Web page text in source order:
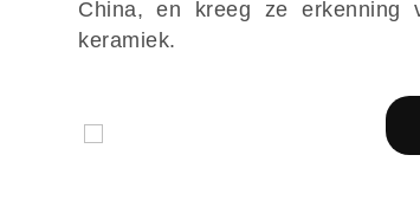
China, en kreeg ze erkenning
keramiek.